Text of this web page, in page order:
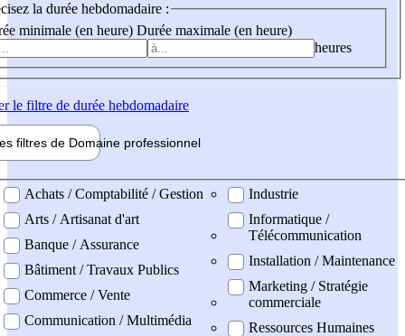
la durée hebdomadaire :
minimale (en heure) Durée maximale (en heure)
heures
le filtre de durée hebdomadaire
filtres de Domaine professionnel
professionel
Achats / Comptabilité / Gestion
Arts / Artisanat d'art
Banque / Assurance
Bâtiment / Travaux Publics
Commerce / Vente
Communication / Multimédia
Industrie
Informatique /
Télécommunication
Installation / Maintenance
Marketing / Stratégie
commerciale
Ressources Humaines